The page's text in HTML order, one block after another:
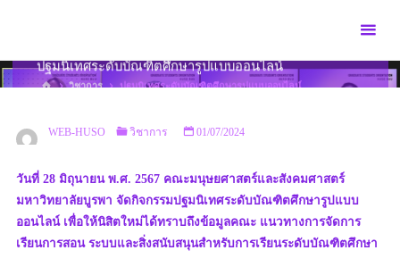
ปฐมนิเทศระดับบัณฑิตศึกษารูปแบบออนไลน์
HOMEวิชาการ ปฐมนิเทศระดับบัณฑิตศึกษารูปแบบออนไลน์
WEB-HUSO วิชาการ 01/07/2024
วันที่ 28 มิถุนายน พ.ศ. 2567 คณะมนุษยศาสตร์และสังคมศาสตร์
มหาวิทยาลัยบูรพา จัดกิจกรรมปฐมนิเทศระดับบัณฑิตศึกษารูปแบบ
ออนไลน์ เพื่อให้นิสิตใหม่ได้ทราบถึงข้อมูลคณะ แนวทางการจัดการ
เรียนการสอน ระบบและสิ่งสนับสนุนสำหรับการเรียนระดับบัณฑิตศึกษา